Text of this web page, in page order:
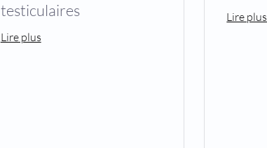
testiculaires
Lire plus
Lire plus